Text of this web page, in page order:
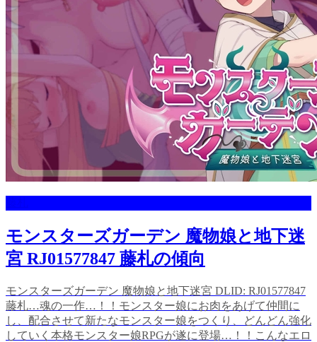
モンスターズガーデン 魔物娘と地下迷
宮 RJ01577847 藤札の傾向
モンスターズガーデン 魔物娘と地下迷宮 DLID: RJ01577847
藤札…魂の一作…！！モンスター娘にお肉をあげて仲間に
し、配合させて新たなモンスター娘をつくり、どんどん強化
していく本格モンスター娘RPGが遂に登場…！！こんなエロ